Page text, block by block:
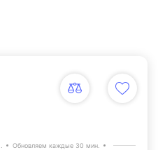
Обновляем каждые 30 мин.